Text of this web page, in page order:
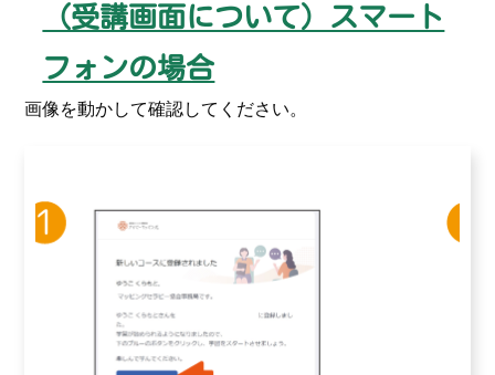
（受講画面について）スマート
フォンの場合
画像を動かして確認してください。